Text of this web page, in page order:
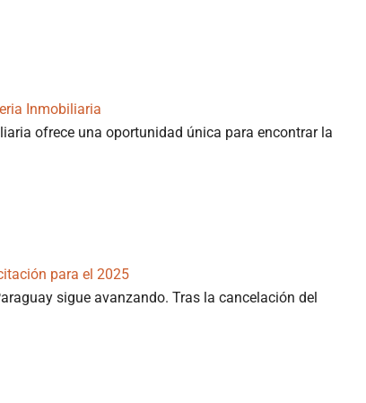
Inmobiliaria
ofrece una oportunidad única para encontrar la
para el 2025
sigue avanzando. Tras la cancelación del